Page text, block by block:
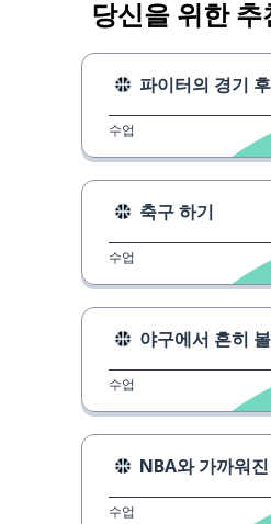
당신을 위한
파이터의 경기
수업
축구 하기
수업
야구에서 흔히
수업
NBA와 가까워
수업